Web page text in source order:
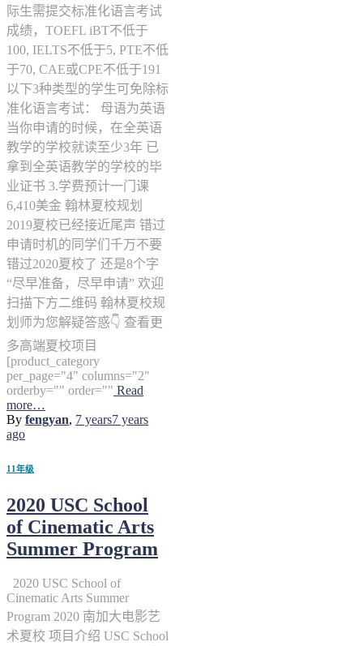
际生需提交标准化语言考试
成绩，TOEFL iBT不低于
100, IELTS不低于5, PTE不低
于70, CAE或CPE不低于191
以下3种类型的学生可免除标
准化语言考试： 母语为英语
当你申请的时候，在全英语
教学的学校就读至少3年 已
拿到全英语教学的学校的毕
业证书 3.学费预计一门课
6,410美金 翰林夏校规划
2019夏校已经接近尾声 错过
申请时机的同学们千万不要
错过2020夏校了 还是8个字
“尽早准备，尽早申请” 欢迎
扫描下方二维码 翰林夏校规
划师为您解疑答惑👇 查看更
多高端夏校项目
[product_category
per_page="4" columns="2"
orderby="" order="" Read
more…
By fengyan, 7 years7 years
ago
11年级
2020 USC School
of Cinematic Arts
Summer Program
2020 USC School of
Cinematic Arts Summer
Program 2020 南加大电影艺
术夏校 项目介绍 USC School